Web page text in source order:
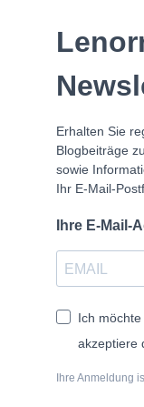
Besuche meine
Erhalten Sie
Blogbeiträge
sowie
Ihr E-Mail-
Ihre E-Mail-
Ich
akzeptiere
Ihre Anmeldung